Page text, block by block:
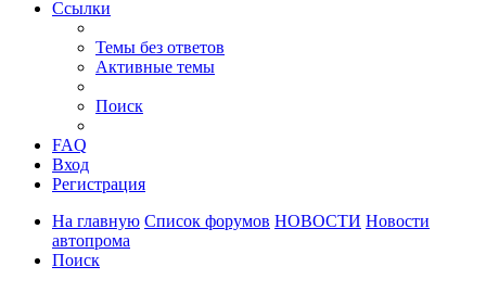
Ссылки
Темы без ответов
Активные темы
Поиск
FAQ
Вход
Регистрация
На главную Список форумов НОВОСТИ Новости
автопрома
Поиск